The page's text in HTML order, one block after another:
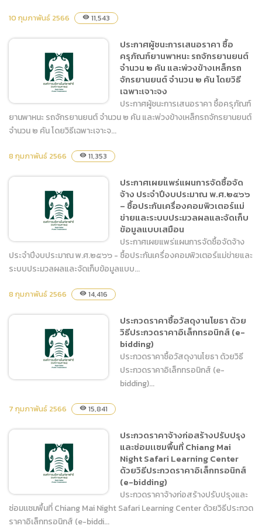
ซื้อครุภัณฑ์เครื่องมือช่าง
ประจำงานเครื่องยนต์ โดยวิธี
เฉพาะเจาะจง
10 กุมภาพันธ์ 2566 visibility 11,543
ซื้อครุภัณฑ์ยานพาหนะ รถ
จักรยานยนต์ จำนวน ๒ คัน
โดยวิธีเฉพาะเจาะจง
ประกาศผู้ชนะการเสนอราคา ซื้อ
ครุภัณฑ์ยานพาหนะ รถจักรยานยนต์
จำนวน ๒ คัน และพ่วงข้างเหล็กรถ
จักรยานยนต์ จำนวน ๒ คัน โดยวิธี
เฉพาะเจาะจง
ประกาศผู้ชนะการเสนอราคา ซื้อครุภัณฑ์
ยานพาหนะ รถจักรยานยนต์ จำนวน ๒ คัน และพ่วงข้างเหล็กรถจักรยานยนต์
จำนวน ๒ คัน โดยวิธีเฉพาะเจาะจ...
8 กุมภาพันธ์ 2566 visibility 11,353
ซื้อจัดจ้าง ประจำปีงบประมาณ
ประมวลผลและจัดเก็บข้อมูล
ประกาศเผยแพร่แผนการจัดซื้อจัด
จ้าง ประจำปีงบประมาณ พ.ศ.๒๕๖๖
– ซื้อประกันเครื่องคอมพิวเตอร์แม่
ข่ายและระบบประมวลผลและจัดเก็บ
ข้อมูลแบบเสมือน
ประกาศเผยแพร่แผนการจัดซื้อจัดจ้าง
ประจำปีงบประมาณ พ.ศ.๒๕๖๖ - ซื้อประกันเครื่องคอมพิวเตอร์แม่ข่ายและ
ระบบประมวลผลและจัดเก็บข้อมูลแบบ...
8 กุมภาพันธ์ 2566 visibility 14,416
ด้วยวิธีประกวดราคา
อิเล็กทรอนิกส์ (e-bidding)
ประกวดราคาซื้อวัสดุงานโยธา ด้วย
วิธีประกวดราคาอิเล็กทรอนิกส์ (e-
bidding)
ประกวดราคาซื้อวัสดุงานโยธา ด้วยวิธี
ประกวดราคาอิเล็กทรอนิกส์ (e-
bidding)...
7 กุมภาพันธ์ 2566 visibility 15,841
ประกวดราคาจ้างก่อสร้างปรับปรุง
และซ่อมเเซมพื้นที่ Chiang Mai
Night Safari Learning Center
ด้วยวิธีประกวดราคาอิเล็กทรอนิกส์
(e-bidding)
ประกวดราคาจ้างก่อสร้างปรับปรุงและ
ซ่อมเเซมพื้นที่ Chiang Mai Night Safari Learning Center ด้วยวิธีประกวด
ราคาอิเล็กทรอนิกส์ (e-biddi...